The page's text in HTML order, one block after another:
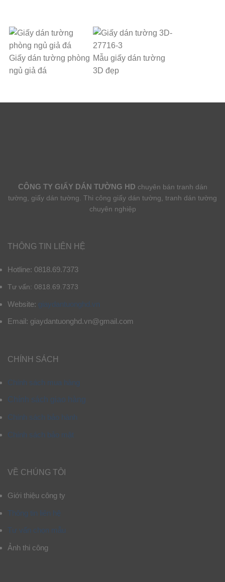
Giấy dán tường phòng
ngủ giả đá
Mẫu giấy dán tường
3D đẹp
CÔNG TY GIẤY DÁN TƯỜNG HD chuyên bán tranh dán
tường, giấy dán tường. Thi công giấy dán tường, tranh dán tường
chuyên nghiệp
THÔNG TIN LIÊN HỆ
Hotline: 0818.69.7373
Tư vấn: 0818.69.7373
Website: giaydantuonghd.vn
Email: giaydantuonghd.vn@gmail.com
CHÍNH SÁCH
Chính sách mua hàng
Chính sách giao hàng
Chính sách bảo hành
Chính sách bảo mật
VỀ CHÚNG TÔI
Giới thiệu công ty
Thông tin liên hệ
Tư vấn chọn mẫu
Ảnh thi công